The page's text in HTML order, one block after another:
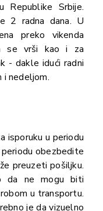
Republike Srbije.
2 radna dana. U
preko vikenda
se vrši kao i za
- dakle idući radni
i nedeljom.
isporuku u periodu
obezbedite
preuzeti pošiljku.
da ne mogu biti
u transportu.
je da vizuelno